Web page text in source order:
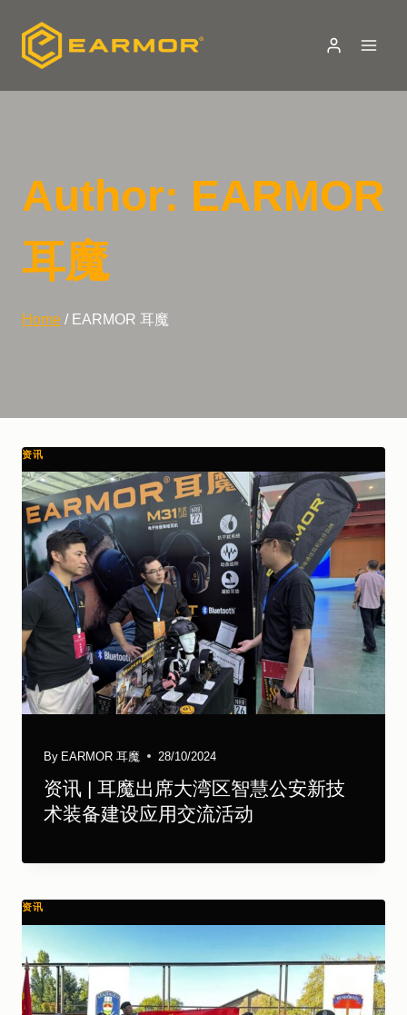
content
Author: EARMOR
耳魔
Home / EARMOR 耳魔
资讯
By EARMOR 耳魔 28/10/2024
资讯 | 耳魔出席大湾区智慧公安新技
术装备建设应用交流活动
资讯